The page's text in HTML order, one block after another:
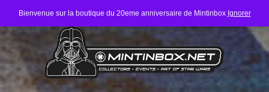
Bienvenue sur la boutique du 20eme anniversaire de Mintinbox Ignorer